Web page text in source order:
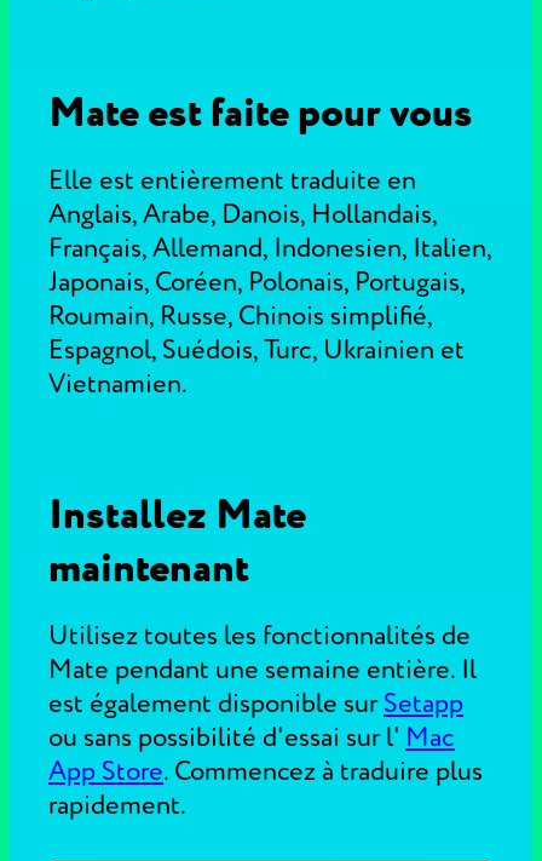
Mate est faite pour vous
Elle est entièrement traduite en
Anglais, Arabe, Danois, Hollandais,
Français, Allemand, Indonesien, Italien,
Japonais, Coréen, Polonais, Portugais,
Roumain, Russe, Chinois simplifié,
Espagnol, Suédois, Turc, Ukrainien et
Vietnamien.
Installez Mate
maintenant
Utilisez toutes les fonctionnalités de
Mate pendant une semaine entière. Il
est également disponible sur Setapp
ou sans possibilité d'essai sur l' Mac
App Store. Commencez à traduire plus
rapidement.